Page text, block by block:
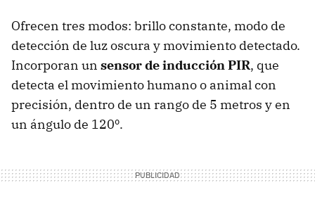
Ofrecen tres modos: brillo constante, modo de
detección de luz oscura y movimiento detectado.
Incorporan un sensor de inducción PIR, que
detecta el movimiento humano o animal con
precisión, dentro de un rango de 5 metros y en
un ángulo de 120º.